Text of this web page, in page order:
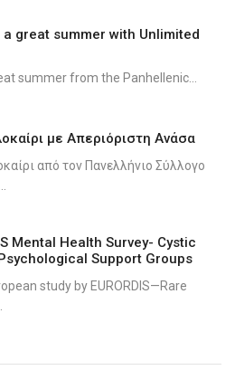
a great summer with Unlimited
summer from the Panhellenic...
με Απεριόριστη Ανάσα
από τον Πανελλήνιο Σύλλογο
Mental Health Survey- Cystic
Support Groups
study by EURORDIS—Rare